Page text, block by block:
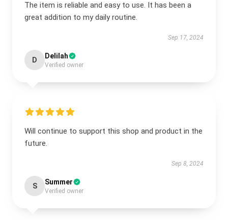
The item is reliable and easy to use. It has been a
great addition to my daily routine.
Sep 17, 2024
D Delilah
Verified owner
Will continue to support this shop and product in the
future.
Sep 8, 2024
S Summer
Verified owner